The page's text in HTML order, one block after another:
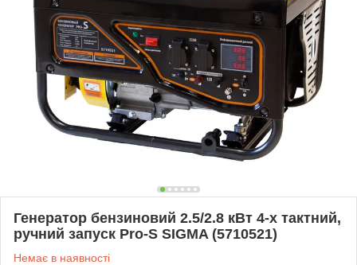
Генератор бензиновий 2.5/2.8 кВт 4-х тактний,
ручний запуск Pro-S SIGMA (5710521)
Немає в наявності